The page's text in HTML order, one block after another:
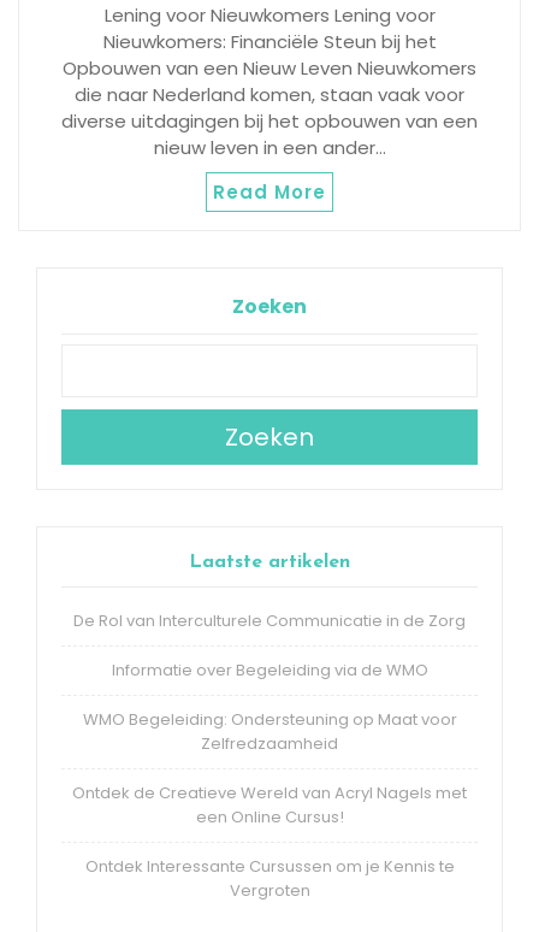
Lening voor Nieuwkomers Lening voor
Nieuwkomers: Financiële Steun bij het
Opbouwen van een Nieuw Leven Nieuwkomers
die naar Nederland komen, staan vaak voor
diverse uitdagingen bij het opbouwen van een
nieuw leven in een ander…
Read More
Zoeken
Zoeken
Laatste artikelen
De Rol van Interculturele Communicatie in de Zorg
Informatie over Begeleiding via de WMO
WMO Begeleiding: Ondersteuning op Maat voor
Zelfredzaamheid
Ontdek de Creatieve Wereld van Acryl Nagels met
een Online Cursus!
Ontdek Interessante Cursussen om je Kennis te
Vergroten